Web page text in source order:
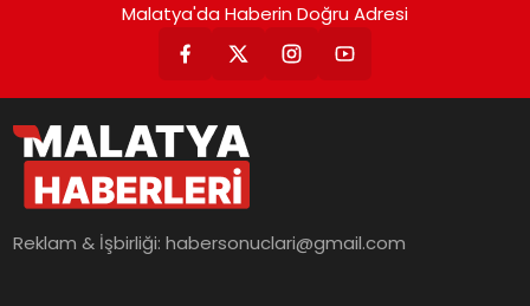
Malatya'da Haberin Doğru Adresi
Reklam & İşbirliği:habersonuclari@gmail.com